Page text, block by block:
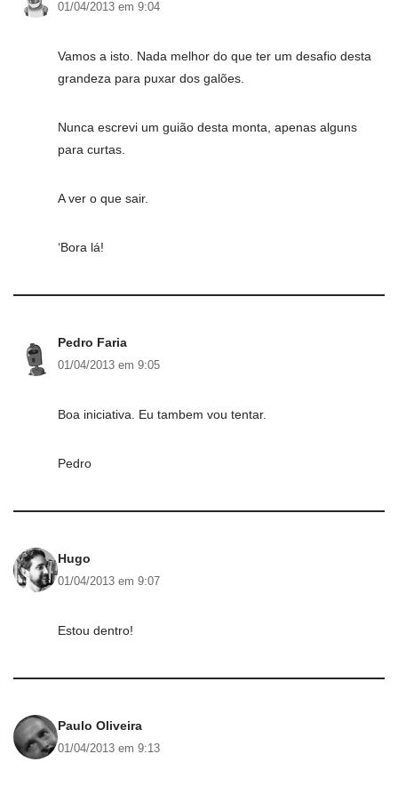
01/04/2013 em 9:04
Vamos a isto. Nada melhor do que ter um desafio desta
grandeza para puxar dos galões.
Nunca escrevi um guião desta monta, apenas alguns
para curtas.
A ver o que sair.
‘Bora lá!
Pedro Faria
01/04/2013 em 9:05
Boa iniciativa. Eu tambem vou tentar.
Pedro
Hugo
01/04/2013 em 9:07
Estou dentro!
Paulo Oliveira
01/04/2013 em 9:13